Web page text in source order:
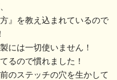
』を教え込まれているので
には一切使いません！
るので慣れました！
のステッチの穴を生かして